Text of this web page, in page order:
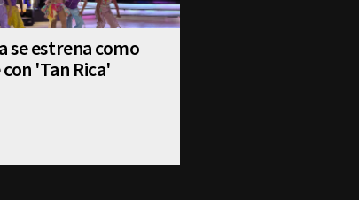
se estrena como
'Tan Rica'